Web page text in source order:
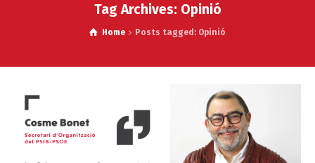
Tag Archives: Opinió
Home Posts tagged: Opinió